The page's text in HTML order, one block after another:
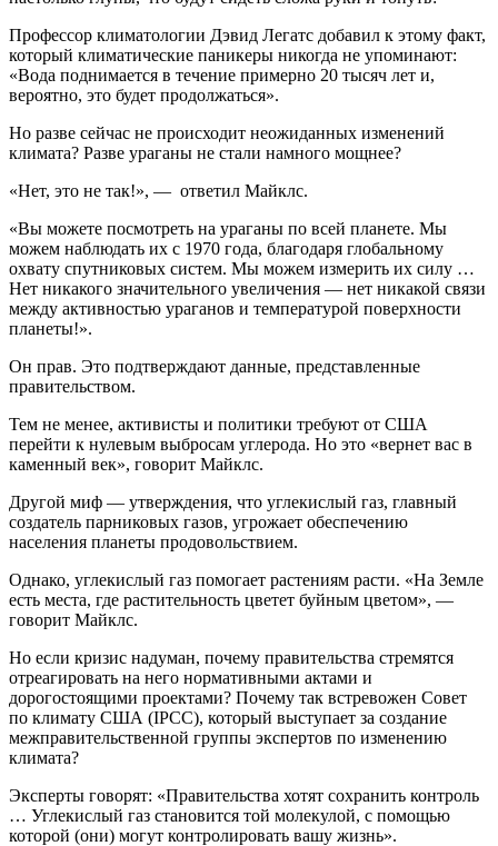
Профессор климатологии Дэвид Легатс добавил к этому факт,
который климатические паникеры никогда не упоминают:
«Вода поднимается в течение примерно 20 тысяч лет и,
вероятно, это будет продолжаться».
Но разве сейчас не происходит неожиданных изменений
климата? Разве ураганы не стали намного мощнее?
«Нет, это не так!», — ответил Майклс.
«Вы можете посмотреть на ураганы по всей планете. Мы
можем наблюдать их с 1970 года, благодаря глобальному
охвату спутниковых систем. Мы можем измерить их силу …
Нет никакого значительного увеличения — нет никакой связи
между активностью ураганов и температурой поверхности
планеты!».
Он прав. Это подтверждают данные, представленные
правительством.
Тем не менее, активисты и политики требуют от США
перейти к нулевым выбросам углерода. Но это «вернет вас в
каменный век», говорит Майклс.
Другой миф — утверждения, что углекислый газ, главный
создатель парниковых газов, угрожает обеспечению
населения планеты продовольствием.
Однако, углекислый газ помогает растениям расти. «На Земле
есть места, где растительность цветет буйным цветом», —
говорит Майклс.
Но если кризис надуман, почему правительства стремятся
отреагировать на него нормативными актами и
дорогостоящими проектами? Почему так встревожен Совет
по климату США (IPCC), который выступает за создание
межправительственной группы экспертов по изменению
климата?
Эксперты говорят: «Правительства хотят сохранить контроль
… Углекислый газ становится той молекулой, с помощью
которой (они) могут контролировать вашу жизнь».